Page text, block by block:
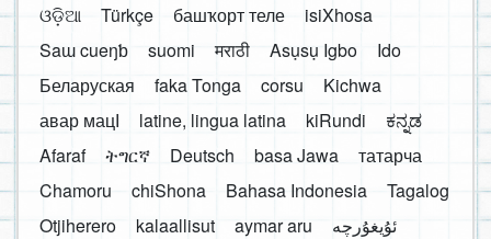
ଓଡ଼ିଆ
Türkçe башҡорт теле
isiXhosa
Saɯ cueŋƅ
suomi मराठी Asụsụ Igbo
Ido
Беларуская
faka Tonga corsu
Kichwa
авар мацӀ
latine, lingua latina kiRundi
ಕನ್ನಡ
Afaraf
ትግርኛ Deutsch basa Jawa
татарча
Chamoru
chiShona Bahasa Indonesia
Tagalog
Otjiherero
kalaallisut aymar aru